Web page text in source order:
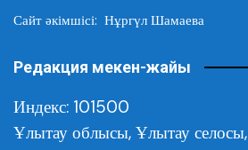
Сайт әкімшісі: Нұргүл Шамаева
Редакция мекен-жайы
Индекс: 101500
Ұлытау облысы, Ұлытау селосы,